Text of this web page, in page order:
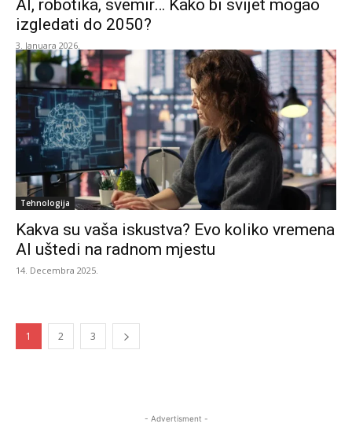
AI, robotika, svemir… Kako bi svijet mogao
izgledati do 2050?
3. Januara 2026.
Tehnologija
Kakva su vaša iskustva? Evo koliko vremena
AI uštedi na radnom mjestu
14. Decembra 2025.
1 2 3
- Advertisment -